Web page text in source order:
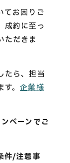
てお困りご
成約に至っ
ただきま
たら、担当
す。企業様
ンペーンでご
件/注意事